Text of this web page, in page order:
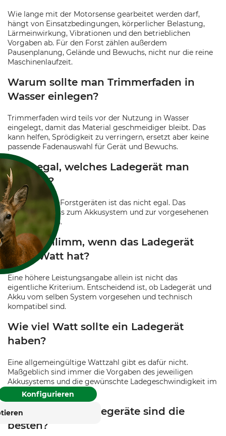
Wie lange mit der Motorsense gearbeitet werden darf,
hängt von Einsatzbedingungen, körperlicher Belastung,
Lärmeinwirkung, Vibrationen und den betrieblichen
Vorgaben ab. Für den Forst zählen außerdem
Pausenplanung, Gelände und Bewuchs, nicht nur die reine
Maschinenlaufzeit.
Warum sollte man Trimmerfaden in
Wasser einlegen?
Trimmerfaden wird teils vor der Nutzung in Wasser
eingelegt, damit das Material geschmeidiger bleibt. Das
kann helfen, Sprödigkeit zu verringern, ersetzt aber keine
passende Fadenauswahl für Gerät und Bewuchs.
Ist es egal, welches Ladegerät man
benutzt?
Nein, bei Akku-Forstgeräten ist das nicht egal. Das
Ladegerät muss zum Akkusystem und zur vorgesehenen
Technik passen.
Ist es schlimm, wenn das Ladegerät
mehr Watt hat?
Eine höhere Leistungsangabe allein ist nicht das
eigentliche Kriterium. Entscheidend ist, ob Ladegerät und
Akku vom selben System vorgesehen und technisch
kompatibel sind.
Wie viel Watt sollte ein Ladegerät
haben?
Eine allgemeingültige Wattzahl gibt es dafür nicht.
Maßgeblich sind immer die Vorgaben des jeweiligen
Akkusystems und die gewünschte Ladegeschwindigkeit im
Arbeitsalltag.
Welche Akku-Ladegeräte sind die
besten?
KEKSE?
und ähnliche Tracking-
ihre Dienste
und Werbung
der Nutzer anzuzeigen.
personenbezogene
Ihre Einwilligung
Impressum
Konfigurieren